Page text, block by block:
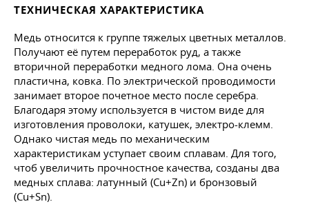
ТЕХНИЧЕСКАЯ ХАРАКТЕРИСТИКА
Медь относится к группе тяжелых цветных металлов.
Получают её путем переработок руд, а также
вторичной переработки медного лома. Она очень
пластична, ковка. По электрической проводимости
занимает второе почетное место после серебра.
Благодаря этому используется в чистом виде для
изготовления проволоки, катушек, электро-клемм.
Однако чистая медь по механическим
характеристикам уступает своим сплавам. Для того,
чтоб увеличить прочностное качества, созданы два
медных сплава: латунный (Cu+Zn) и бронзовый
(Cu+Sn).